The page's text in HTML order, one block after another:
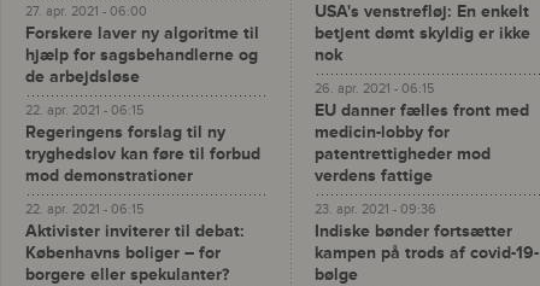
27. apr. 2021 - 06:00
Forskere laver ny algoritme til
hjælp for sagsbehandlerne og
de arbejdsløse
22. apr. 2021 - 06:15
Regeringens forslag til ny
tryghedslov kan føre til forbud
mod demonstrationer
22. apr. 2021 - 06:15
Aktivister inviterer til debat:
Københavns boliger – for
borgere eller spekulanter?
USA's venstrefløj: En enkelt
betjent dømt skyldig er ikke
nok
26. apr. 2021 - 06:15
EU danner fælles front med
medicin-lobby for
patentrettigheder mod
verdens fattige
23. apr. 2021 - 09:36
Indiske bønder fortsætter
kampen på trods af covid-19-
bølge